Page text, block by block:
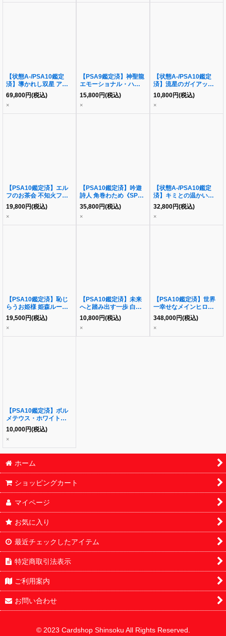
【状態A-/PSA10鑑定
済】導かれし双星 アク
ア&ルビー SEC+
[OSK/S121-030EX](ブ
ースターパック「【推し
の子】Vol.2」)《-》
69,800円(税込)
×
【PSA9鑑定済】神聖龍
エモーショナル・ハード
コア《SR》
{RP22SP4/SP6}
15,800円(税込)
×
【状態A-/PSA10鑑定
済】流星のガイアッシ
ュ・カイザー《SR》
{4/5}
10,800円(税込)
×
【PSA10鑑定済】エル
フのお茶会 不知火フレ
ア《SSP》{HOL/W104-
013SSP}
19,800円(税込)
×
【PSA10鑑定済】吟遊
詩人 角巻わため《SP》
{HOL/W91-T098SP}
35,800円(税込)
×
【状態A-/PSA10鑑定
済】キミとの温かい時間
角巻わため《SSP》
{HOL/W104-009SSP}
32,800円(税込)
×
【PSA10鑑定済】恥じ
らうお姫様 姫森ルーナ
《SSP》{HOL/W104-
049SSP}
19,500円(税込)
×
【PSA10鑑定済】未来
へと踏み出す一歩 白上
フブキ《SP》
{HOL/W104-055SP}
10,800円(税込)
×
【PSA10鑑定済】世界
一幸せなメインヒロイン
恵《SEC》{SHS/W98-
031SEC}
348,000円(税込)
×
【PSA10鑑定済】ボル
メテウス・ホワイト・ド
ラゴン(24EX2収録)
《-》{-}
10,000円(税込)
×
ホーム
ショッピングカート
マイページ
お気に入り
最近チェックしたアイテム
特定商取引法表示
ご利用案内
お問い合わせ
© 2023 Cardshop Shinsoku All Rights Reserved.